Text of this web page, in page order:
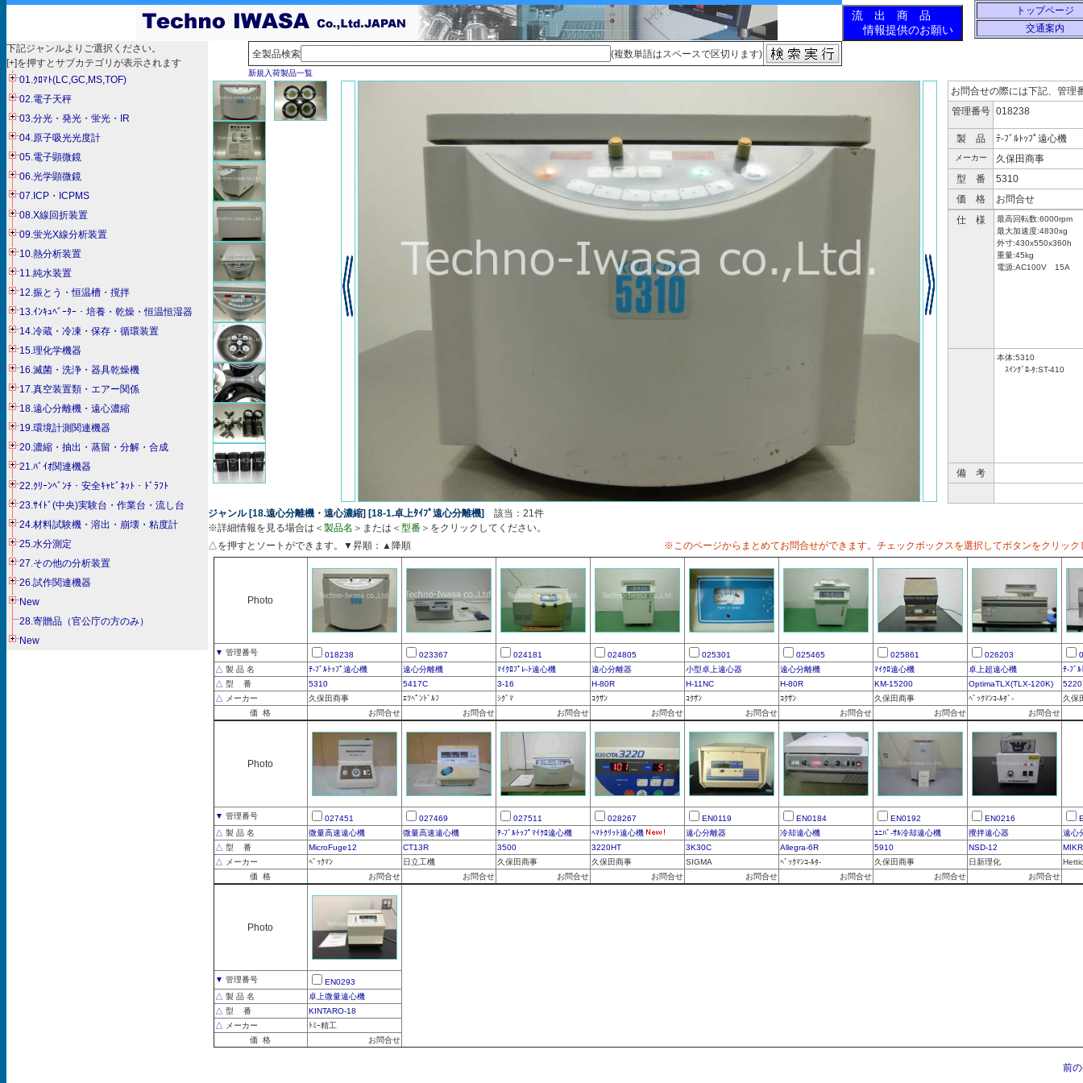
トップページ
交通案内
下記ジャンルよりご選択ください。
[+]を押すとサブカテゴリが表示されます
01.ｸﾛﾏﾄ(LC,GC,MS,TOF)
02.電子天秤
03.分光・発光・蛍光・IR
04.原子吸光光度計
05.電子顕微鏡
06.光学顕微鏡
07.ICP・ICPMS
08.X線回折装置
09.蛍光X線分析装置
10.熱分析装置
11.純水装置
12.振とう・恒温槽・撹拌
13.ｲﾝｷｭﾍﾞｰﾀｰ・培養・乾燥・恒温恒湿器
14.冷蔵・冷凍・保存・循環装置
15.理化学機器
16.滅菌・洗浄・器具乾燥機
17.真空装置類・エアー関係
18.遠心分離機・遠心濃縮
19.環境計測関連機器
20.濃縮・抽出・蒸留・分解・合成
21.ﾊﾞｲｵ関連機器
22.ｸﾘｰﾝﾍﾞﾝﾁ・安全ｷｬﾋﾞﾈｯﾄ・ﾄﾞﾗﾌﾄ
23.ｻｲﾄﾞ(中央)実験台・作業台・流し台
24.材料試験機・溶出・崩壊・粘度計
25.水分測定
27.その他の分析装置
26.試作関連機器
New
28.寄贈品（官公庁の方のみ）
New
全製品検索 (複数単語はスペースで区切ります)
新規入荷製品一覧
お問合せの際には下記、管理
管理番号 018238
製 品 ﾃ-ﾌﾞﾙﾄｯﾌﾟ遠心機
メーカー
久保田商事
型 番
5310
価 格
お問合せ
仕 様
最高回転数:6000rpm
最大加速度:4830xg
外寸:430x550x360h
重量:45kg
電源:AC100V 15A
本体:5310
ｽｲﾝｸﾞﾛ-ﾀ:ST-410
備 考
ジャンル [18.遠心分離機・遠心濃縮] [18-1.卓上ﾀｲﾌﾟ遠心分離機]
該当：21件
※詳細情報を見る場合は＜ 製品名 ＞または＜ 型番 ＞をクリックしてください。
△を押すとソートができます。▼昇順：▲降順
※このページからまとめてお問合せができます。チェックボックスを選択してボタンをクリック
Photo
▼ 管理番号 018238 023367 024181 024805 025301 025465 025861 026203
△ 製 品 名 ﾃ-ﾌﾞﾙﾄｯﾌﾟ遠心機 遠心分離機 ﾏｲｸﾛﾌﾟﾚ-ﾄ遠心機 遠心分離器 小型卓上遠心器 遠心分離機 ﾏｲｸﾛ遠心機 卓上超遠心機
ﾃ-ﾌﾞ
△ 型 番 5310 5417C 3-16 H-80R H-11NC H-80R KM-15200 OptimaTLX(TLX-120K)
5220
△
メーカー 久保田商事 ｴﾂﾍﾟﾝﾄﾞﾙﾌ ｼｸﾞﾏ ｺｸｻﾝ ｺｸｻﾝ ｺｸｻﾝ 久保田商事 ﾍﾞｯｸﾏﾝｺ-ﾙﾀﾞ-
久保
価 格
お問合せ お問合せ お問合せ お問合せ お問合せ お問合せ お問合せ お問合せ
Photo
▼ 管理番号 027451 027469 027511 028267 EN0119 EN0184 EN0192 EN0216
△ 製 品 名 微量高速遠心機 微量高速遠心機 ﾃ-ﾌﾞﾙﾄｯﾌﾟﾏｲｸﾛ遠心機 ﾍﾏﾄｸﾘｯﾄ遠心機 遠心分離器 冷却遠心機 ﾕﾆﾊﾞ-ｻﾙ冷却遠心機 攪拌遠心器
遠心
△ 型 番 MicroFuge12 CT13R 3500 3220HT 3K30C Allegra-6R 5910 NSD-12
△
メーカー ﾍﾞｯｸﾏﾝ 日立工機 久保田商事 久保田商事 SIGMA ﾍﾞｯｸﾏﾝｺ-ﾙﾀ- 久保田商事 日新理化
価 格
お問合せ お問合せ お問合せ お問合せ お問合せ お問合せ お問合せ お問合せ
Photo
▼ 管理番号
EN0293
△ 製 品 名
卓上微量遠心機
△ 型 番
KINTARO-18
△
メーカー
ﾄﾐｰ精工
価 格
お問合せ
前